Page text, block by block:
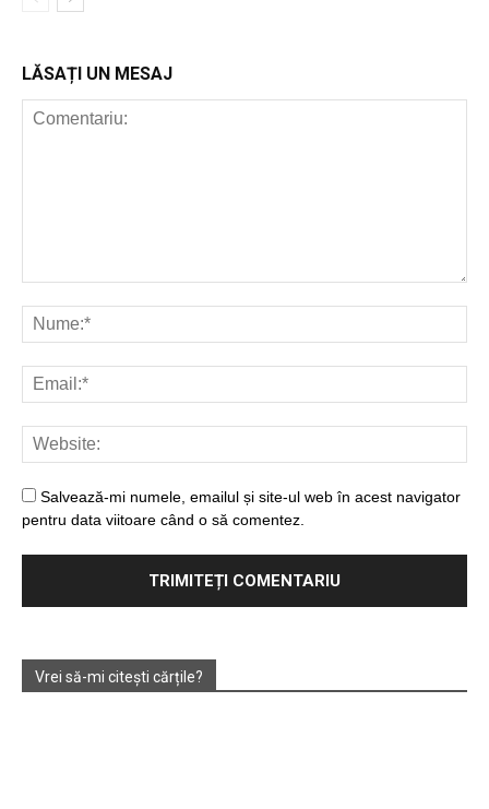
LĂSAȚI UN MESAJ
Salvează-mi numele, emailul și site-ul web în acest navigator
pentru data viitoare când o să comentez.
Vrei să-mi citești cărțile?